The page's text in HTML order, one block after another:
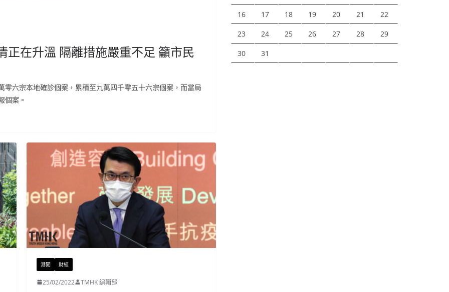
正在升溫 隔離措施嚴重不足 籲市民
六宗本地確診個案，累積至九萬四千零五十六宗個案，而當局
個案。
港聞 財經
25/02/2022 TMHK 編輯部
16 17 18 19 20 21 22
23 24 25 26 27 28 29
30 31